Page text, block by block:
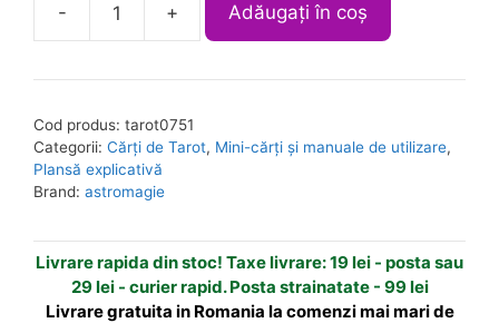
f
-
Cantitate
explicativa
cartilor
-
format
A4
+ Adăugați în coș
e
n
a
t
v
Cod produs: tarot0751
Categorii: Cărți de Tarot, Mini-cărți și manuale de utilizare,
Plansă explicativă
Brand: astromagie
Livrare rapida din stoc! Taxe livrare: 19 lei - posta sau
29 lei - curier rapid. Posta strainatate - 99 lei
Livrare gratuita in Romania la comenzi mai mari de